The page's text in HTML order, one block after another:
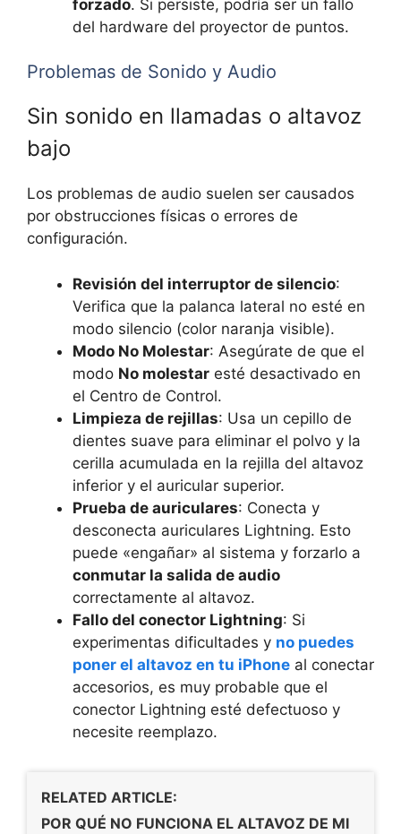
forzado. Si persiste, podría ser un fallo
del hardware del proyector de puntos.
Problemas de Sonido y Audio
Sin sonido en llamadas o altavoz
bajo
Los problemas de audio suelen ser causados
por obstrucciones físicas o errores de
configuración.
Revisión del interruptor de silencio:
Verifica que la palanca lateral no esté en
modo silencio (color naranja visible).
Modo No Molestar: Asegúrate de que el
modo No molestar esté desactivado en
el Centro de Control.
Limpieza de rejillas: Usa un cepillo de
dientes suave para eliminar el polvo y la
cerilla acumulada en la rejilla del altavoz
inferior y el auricular superior.
Prueba de auriculares: Conecta y
desconecta auriculares Lightning. Esto
puede «engañar» al sistema y forzarlo a
conmutar la salida de audio
correctamente al altavoz.
Fallo del conector Lightning: Si
experimentas dificultades y no puedes
poner el altavoz en tu iPhone al conectar
accesorios, es muy probable que el
conector Lightning esté defectuoso y
necesite reemplazo.
RELATED ARTICLE:
POR QUÉ NO FUNCIONA EL ALTAVOZ DE MI